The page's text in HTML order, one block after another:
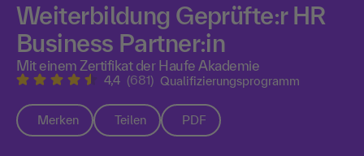
Weiterbildung Geprüfte:r HR
Business Partner:in
Mit einem Zertifikat der Haufe Akademie
4,4 (681) Qualifizierungsprogramm
Merken Teilen PDF